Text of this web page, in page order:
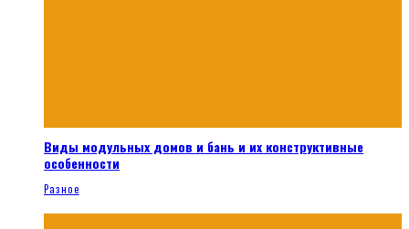
Виды модульных домов и бань и их конструктивные
особенности
Разное